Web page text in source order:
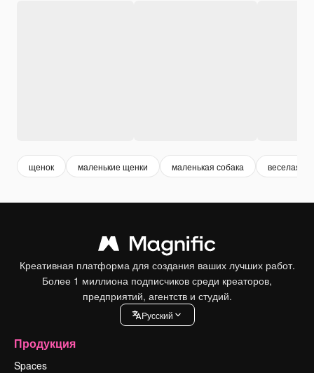
щенок маленькие щенки маленькая собака веселая
Креативная платформа для создания ваших лучших работ.
Более 1 миллиона подписчиков среди креаторов,
предприятий, агентств и студий.
Pусский
Продукция
Spaces